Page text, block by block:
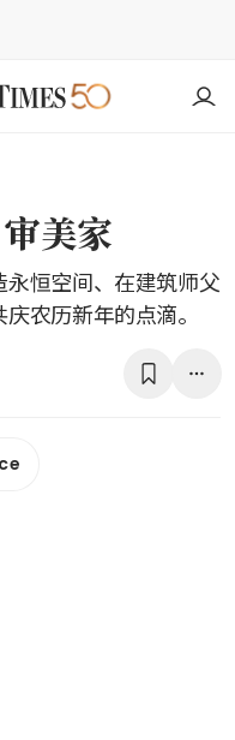
美家
恒空间、在建筑师父
农历新年的点滴。